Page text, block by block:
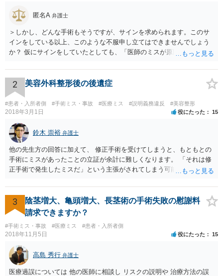
匿名A 弁護士
＞しかし、どんな手術もそうですが、サインを求められます。このサ
インをしている以上、このような不服申し立てはできませんでしょう
か？ 仮にサインをしていたとしても、「医師のミスが原因で老眼がひ
眼が悪化することがあるにもかかわらず、全く説明されなかったよう
な場合」には、請求することは可能です。
2 美容外科整形後の後遺症
#患者・入所者側 #手術ミス・事故 #医療ミス #説明義務違反 #美容整形
2018年3月1日 役にたった 15
鈴木 崇裕 弁護士
他の先生方の回答に加えて、 修正手術を受けてしまうと、もともとの
手術にミスがあったことの立証が余計に難しくなります。 「それは修
正手術で発生したミスだ」という主張がされてしまう可能性があるか
検討なさっているのであれば、修正手術を受けるまえに弁護士に相談
して対応を決めることを強くお勧めいたします。
3
陰茎増大、亀頭増大、長茎術の手術失敗の慰謝料
請求できますか？
#手術ミス・事故 #医療ミス #患者・入所者側
2018年11月5日 役にたった 15
高島 秀行 弁護士
医療過誤については 他の医師に相談し リスクの説明や 治療方法の誤